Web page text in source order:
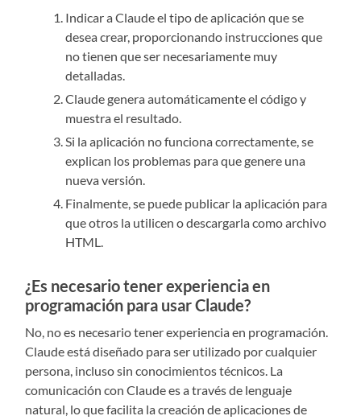
Indicar a Claude el tipo de aplicación que se
desea crear, proporcionando instrucciones que
no tienen que ser necesariamente muy
detalladas.
Claude genera automáticamente el código y
muestra el resultado.
Si la aplicación no funciona correctamente, se
explican los problemas para que genere una
nueva versión.
Finalmente, se puede publicar la aplicación para
que otros la utilicen o descargarla como archivo
HTML.
¿Es necesario tener experiencia en
programación para usar Claude?
No, no es necesario tener experiencia en programación.
Claude está diseñado para ser utilizado por cualquier
persona, incluso sin conocimientos técnicos. La
comunicación con Claude es a través de lenguaje
natural, lo que facilita la creación de aplicaciones de